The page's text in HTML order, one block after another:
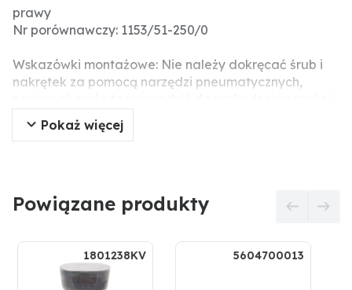
prawy
Nr porównawczy: 1153/51-250/0
Wskazówki montażowe: Nie należy dokręcać śrub i
nakrętek za pomocą narzędzi pneumatycznych,
robocze (pęknięcia naprężeniowe).
Pasujące śruby: 4 x 1801238KV
Pokaż więcej
Powiązane produkty
1801238KV 5604700013